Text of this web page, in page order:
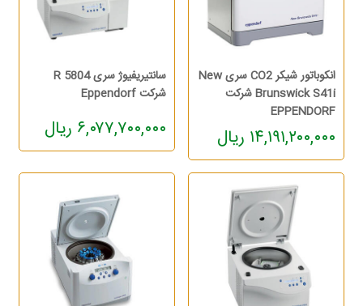
انکوباتور شیکر CO2 سری New
Brunswick S41i شرکت
EPPENDORF
۱۴,۱۹۱,۲۰۰,۰۰۰ ریال
سانتیریفیوژ سری 5804 R
شرکت Eppendorf
۶,۰۷۷,۷۰۰,۰۰۰ ریال